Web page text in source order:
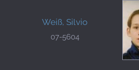
Weiß, Silvio
07-5604